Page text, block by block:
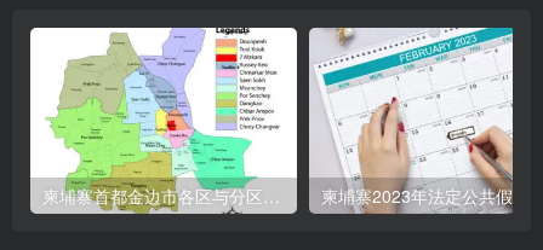
柬埔寨首都金边市各区与分区名称分布 柬埔寨2023年法定公共假期